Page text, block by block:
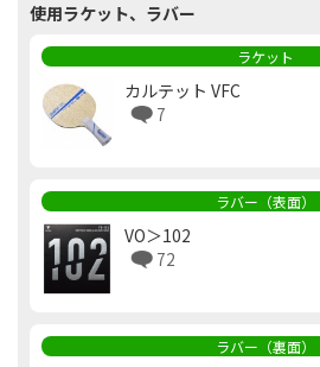
使用ラケット、ラバー
ラケット
カルテット VFC
7
ラバー（表面）
VO＞102
72
ラバー（裏面）